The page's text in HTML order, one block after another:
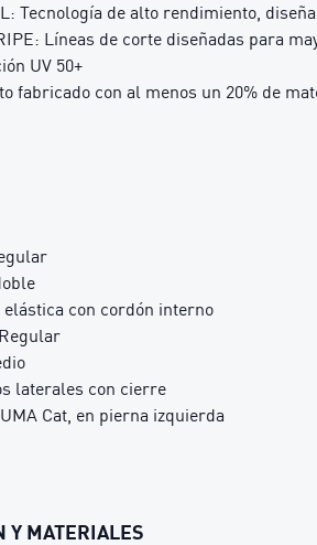
Tecnología de alto rendimiento,
Líneas de corte diseñadas para
UV 50+
fabricado con al menos un 20% de
elástica con cordón interno
laterales con cierre
Cat, en pierna izquierda
Y MATERIALES